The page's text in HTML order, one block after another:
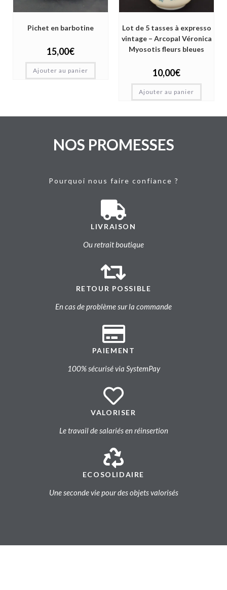
Pichet en barbotine
15,00€
Ajouter au panier
Lot de 5 tasses à expresso
vintage – Arcopal Véronica
Myosotis fleurs bleues
10,00€
Ajouter au panier
NOS PROMESSES
Pourquoi nous faire confiance ?
LIVRAISON
Ou retrait boutique
RETOUR POSSIBLE
En cas de problème sur la commande
PAIEMENT
100% sécurisé via SystemPay
VALORISER
Le travail de salariés en réinsertion
ECOSOLIDAIRE
Une seconde vie pour des objets valorisés